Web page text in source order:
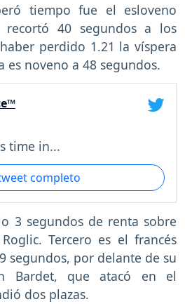
tiempo fue el esloveno
recortó 40 segundos a los
perdido 1.21 la víspera
es noveno a 48 segundos.
time in...
completo
3 segundos de renta sobre
Tercero es el francés
segundos, por delante de su
Bardet, que atacó en el
dos plazas.